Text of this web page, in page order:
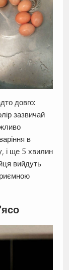
довго:
зазвичай
в
і ще 5 хвилин
вийдуть